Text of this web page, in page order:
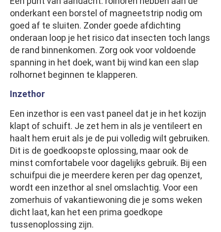
onderkant een borstel of magneetstrip nodig om
goed af te sluiten. Zonder goede afdichting
onderaan loop je het risico dat insecten toch langs
de rand binnenkomen. Zorg ook voor voldoende
spanning in het doek, want bij wind kan een slap
rolhornet beginnen te klapperen.
Inzethor
Een inzethor is een vast paneel dat je in het kozijn
klapt of schuift. Je zet hem in als je ventileert en
haalt hem eruit als je de pui volledig wilt gebruiken.
Dit is de goedkoopste oplossing, maar ook de
minst comfortabele voor dagelijks gebruik. Bij een
schuifpui die je meerdere keren per dag openzet,
wordt een inzethor al snel omslachtig. Voor een
zomerhuis of vakantiewoning die je soms weken
dicht laat, kan het een prima goedkope
tussenoplossing zijn.